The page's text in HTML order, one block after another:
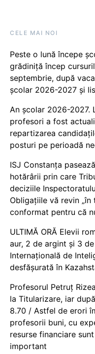
CELE MAI NOI
Peste o lună începe
grădiniță încep
septembrie, după
școlar 2026-2027 și
An școlar 2026-2027.
profesori a fost
repartizarea
posturi pe perioadă
ISJ Constanța
hotărârii prin care
deciziile
Obligațiile vă revin
conformat pentru că
ULTIMĂ ORĂ Elevii
aur, 2 de argint și 3
Internațională de
desfășurată în
Profesorul Petruț
la Titularizare, iar
8.70 / Astfel de erori
profesorii buni, cu
resurse financiare
important